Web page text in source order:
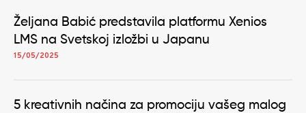
Željana Babić predstavila platformu Xenios
LMS na Svetskoj izložbi u Japanu
15/05/2025
5 kreativnih načina za promociju vašeg malog